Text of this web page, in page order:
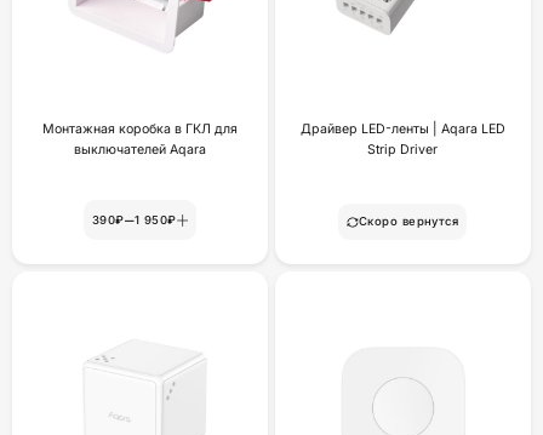
Монтажная коробка в ГКЛ для
выключателей Aqara
390₽–1 950₽
Драйвер LED-ленты | Aqara LED
Strip Driver
Скоро вернутся